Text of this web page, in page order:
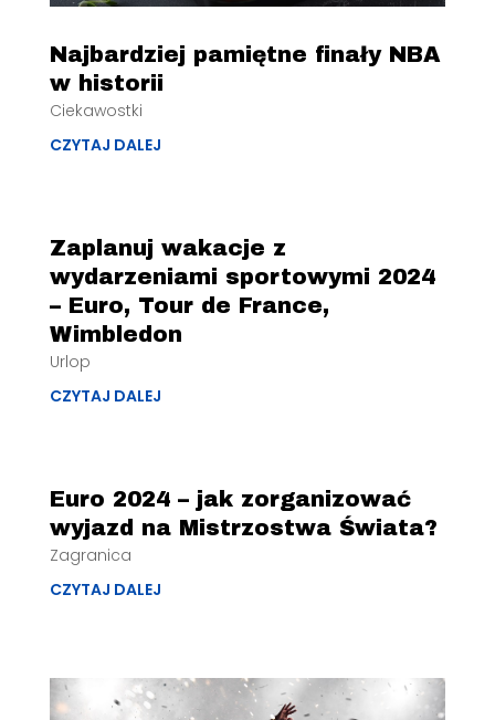
Najbardziej pamiętne finały NBA
w historii
Ciekawostki
CZYTAJ DALEJ
Zaplanuj wakacje z
wydarzeniami sportowymi 2024
– Euro, Tour de France,
Wimbledon
Urlop
CZYTAJ DALEJ
Euro 2024 – jak zorganizować
wyjazd na Mistrzostwa Świata?
Zagranica
CZYTAJ DALEJ